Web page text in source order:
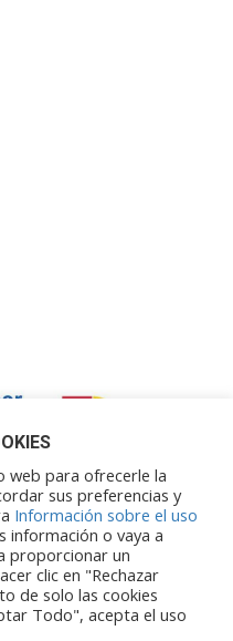
Sin
los del autor o autores y
Ni la Unión Europea ni
web para ofrecerle la
sus preferencias y
Información sobre el uso
información o vaya a
proporcionar un
clic en "Rechazar
de solo las cookies
Todo", acepta el uso